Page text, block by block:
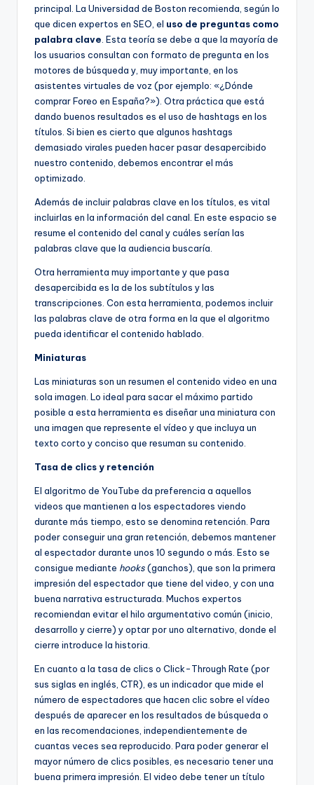
principal. La Universidad de Boston recomienda, según lo
que dicen expertos en SEO, el uso de preguntas como
palabra clave. Esta teoría se debe a que la mayoría de
los usuarios consultan con formato de pregunta en los
motores de búsqueda y, muy importante, en los
asistentes virtuales de voz (por ejemplo: «¿Dónde
comprar Foreo en España?»). Otra práctica que está
dando buenos resultados es el uso de hashtags en los
títulos. Si bien es cierto que algunos hashtags
demasiado virales pueden hacer pasar desapercibido
nuestro contenido, debemos encontrar el más
optimizado.
Además de incluir palabras clave en los títulos, es vital
incluirlas en la información del canal. En este espacio se
resume el contenido del canal y cuáles serían las
palabras clave que la audiencia buscaría.
Otra herramienta muy importante y que pasa
desapercibida es la de los subtítulos y las
transcripciones. Con esta herramienta, podemos incluir
las palabras clave de otra forma en la que el algoritmo
pueda identificar el contenido hablado.
Miniaturas
Las miniaturas son un resumen el contenido video en una
sola imagen. Lo ideal para sacar el máximo partido
posible a esta herramienta es diseñar una miniatura con
una imagen que represente el vídeo y que incluya un
texto corto y conciso que resuman su contenido.
Tasa de clics y retención
El algoritmo de YouTube da preferencia a aquellos
videos que mantienen a los espectadores viendo
durante más tiempo, esto se denomina retención. Para
poder conseguir una gran retención, debemos mantener
al espectador durante unos 10 segundo o más. Esto se
consigue mediante hooks(ganchos), que son la primera
impresión del espectador que tiene del video, y con una
buena narrativa estructurada. Muchos expertos
recomiendan evitar el hilo argumentativo común (inicio,
desarrollo y cierre) y optar por uno alternativo, donde el
cierre introduce la historia.
En cuanto a la tasa de clics o Click-Through Rate (por
sus siglas en inglés, CTR), es un indicador que mide el
número de espectadores que hacen clic sobre el vídeo
después de aparecer en los resultados de búsqueda o
en las recomendaciones, independientemente de
cuantas veces sea reproducido. Para poder generar el
mayor número de clics posibles, es necesario tener una
buena primera impresión. El video debe tener un título